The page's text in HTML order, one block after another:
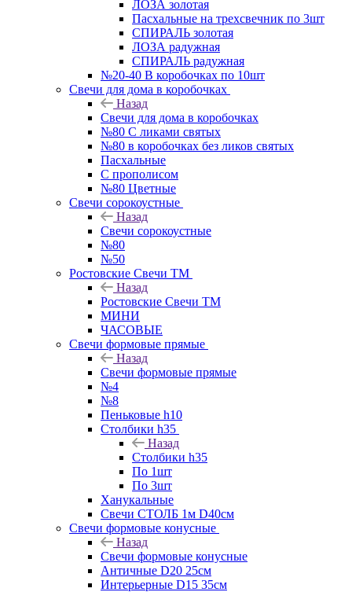
ЛОЗА золотая
Пасхальные на трехсвечник по 3шт
СПИРАЛЬ золотая
ЛОЗА радужная
СПИРАЛЬ радужная
№20-40 В коробочках по 10шт
Свечи для дома в коробочках
Назад
Свечи для дома в коробочках
№80 С ликами святых
№80 в коробочках без ликов святых
Пасхальные
С прополисом
№80 Цветные
Свечи сорокоустные
Назад
Свечи сорокоустные
№80
№50
Ростовские Свечи ТМ
Назад
Ростовские Свечи ТМ
МИНИ
ЧАСОВЫЕ
Свечи формовые прямые
Назад
Свечи формовые прямые
№4
№8
Пеньковые h10
Столбики h35
Назад
Столбики h35
По 1шт
По 3шт
Ханукальные
Свечи СТОЛБ 1м D40см
Свечи формовые конусные
Назад
Свечи формовые конусные
Античные D20 25см
Интерьерные D15 35см